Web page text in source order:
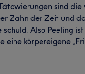
sind
Zahn der Zeit und
Also Peeling
eine körpereigene